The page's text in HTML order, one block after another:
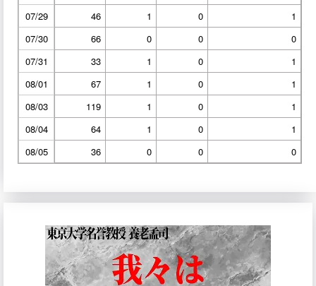
07/29
46 1 0
1
07/30
66 0 0
0
07/31
33 1 0
1
08/01
67 1 0
1
08/03
119 1 0
1
08/04
64 1 0
1
08/05
36 0 0 0